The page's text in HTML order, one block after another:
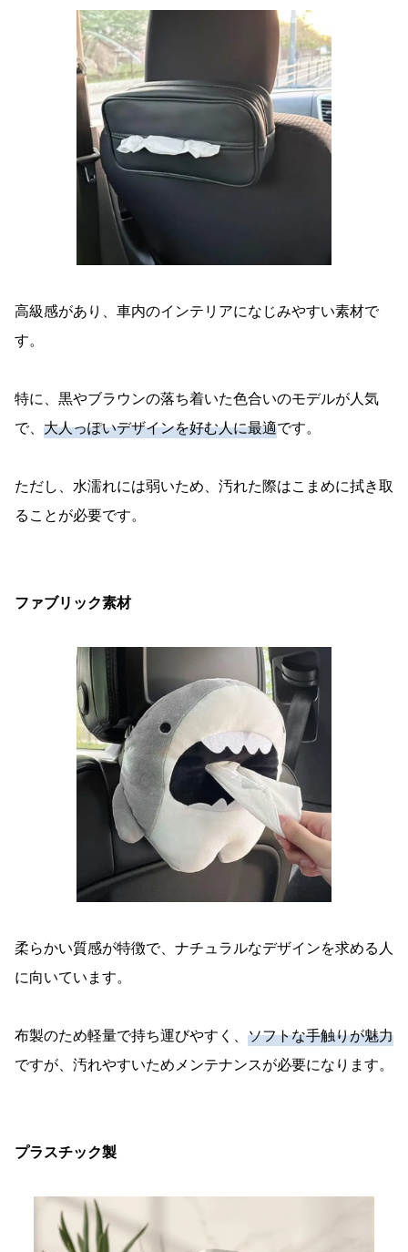
高級感があり、車内のインテリアになじみやすい素材で
す。
特に、黒やブラウンの落ち着いた色合いのモデルが人気
で、 大人っぽいデザインを好む人に最適です。
ただし、水濡れには弱いため、汚れた際はこまめに拭き取
ることが必要です。
ファブリック素材
柔らかい質感が特徴で、ナチュラルなデザインを求める人
に向いています。
布製のため軽量で持ち運びやすく、 ソフトな手触りが魅力
ですが、汚れやすいためメンテナンスが必要になります。
プラスチック製